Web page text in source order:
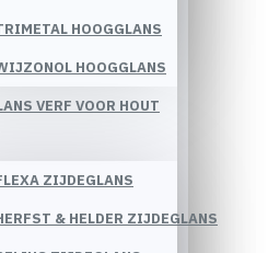
HOOGGLANS
HOOGGLANS
VERF VOOR HOUT
ZIJDEGLANS
& HELDER ZIJDEGLANS